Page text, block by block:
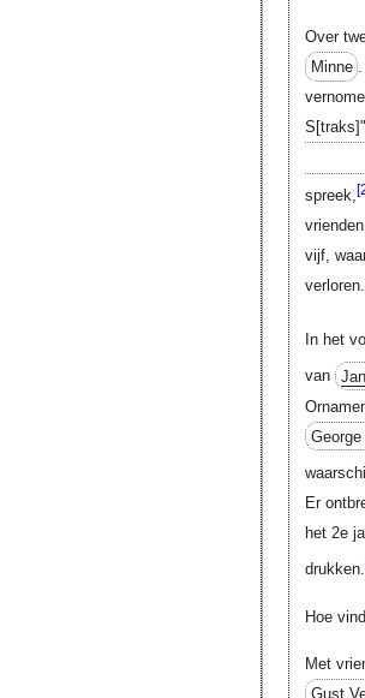
Over
Minne
S[traks]"
spreek,
vijf,
verloren.
In het
van
Er
het 2e
drukken.
Hoe
Met
Gust